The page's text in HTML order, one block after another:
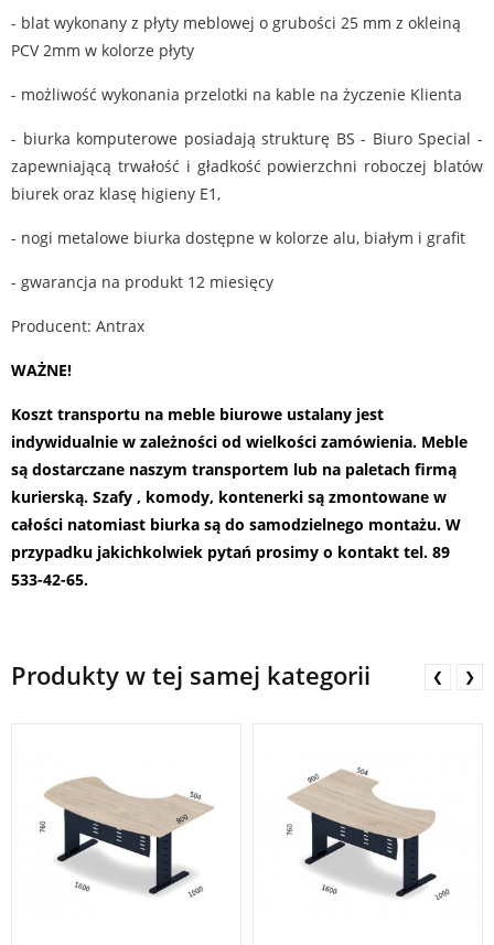
- blat wykonany z płyty meblowej o grubości 25 mm z okleiną
PCV 2mm w kolorze płyty
- możliwość wykonania przelotki na kable na życzenie Klienta
- biurka komputerowe posiadają strukturę BS - Biuro Special -
zapewniającą trwałość i gładkość powierzchni roboczej blatów
biurek oraz klasę higieny E1,
- nogi metalowe biurka dostępne w kolorze alu, białym i grafit
- gwarancja na produkt 12 miesięcy
Producent: Antrax
WAŻNE!
Koszt transportu na meble biurowe ustalany jest
indywidualnie w zależności od wielkości zamówienia. Meble
są dostarczane naszym transportem lub na paletach firmą
kurierską. Szafy , komody, kontenerki są zmontowane w
całości natomiast biurka są do samodzielnego montażu. W
przypadku jakichkolwiek pytań prosimy o kontakt tel. 89
533-42-65.
Produkty w tej samej kategorii ❮ ❯